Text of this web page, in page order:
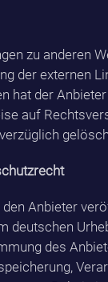
zu anderen
der externen
hat der
auf
Anbieter
deutschen
des